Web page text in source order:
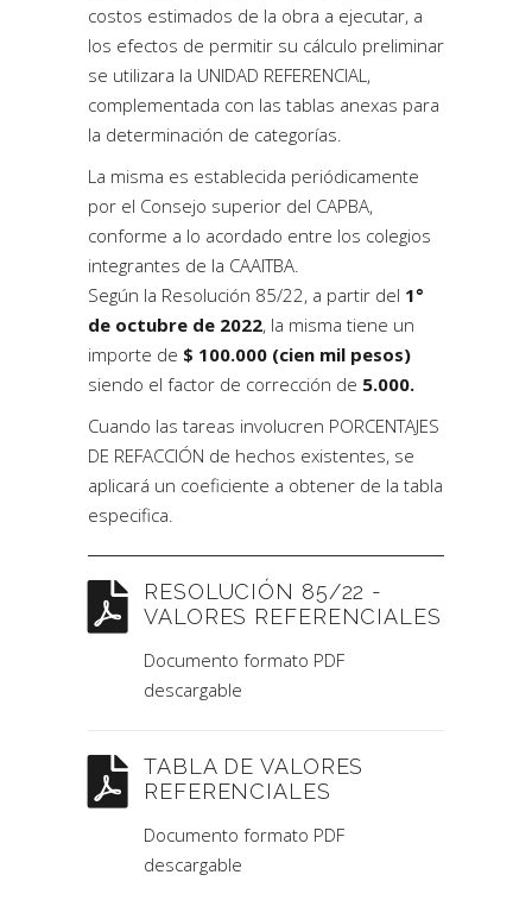
costos estimados de la obra a ejecutar, a
los efectos de permitir su cálculo preliminar
se utilizara la UNIDAD REFERENCIAL,
complementada con las tablas anexas para
la determinación de categorías.
La misma es establecida periódicamente
por el Consejo superior del CAPBA,
conforme a lo acordado entre los colegios
integrantes de la CAAITBA.
Según la Resolución 85/22, a partir del 1°
de octubre de 2022, la misma tiene un
importe de $ 100.000 (cien mil pesos)
siendo el factor de corrección de 5.000.
Cuando las tareas involucren PORCENTAJES
DE REFACCIÓN de hechos existentes, se
aplicará un coeficiente a obtener de la tabla
especifica.
RESOLUCIÓN 85/22 -
VALORES REFERENCIALES
Documento formato PDF
descargable
TABLA DE VALORES
REFERENCIALES
Documento formato PDF
descargable